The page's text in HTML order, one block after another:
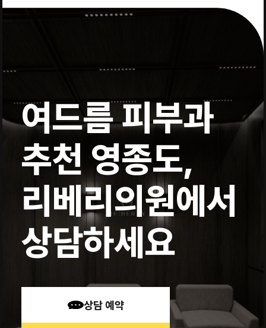
여드름 피부과
추천 영종도,
리베리의원에서
상담하세요
상담 예약